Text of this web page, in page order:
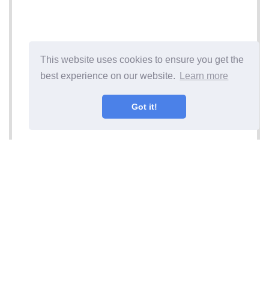
This website uses cookies to ensure you get the
best experience on our website.
Learn more
Got it!